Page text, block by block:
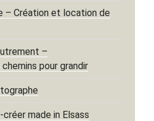
– Création et location de
–
chemins pour grandir
made in Elsass